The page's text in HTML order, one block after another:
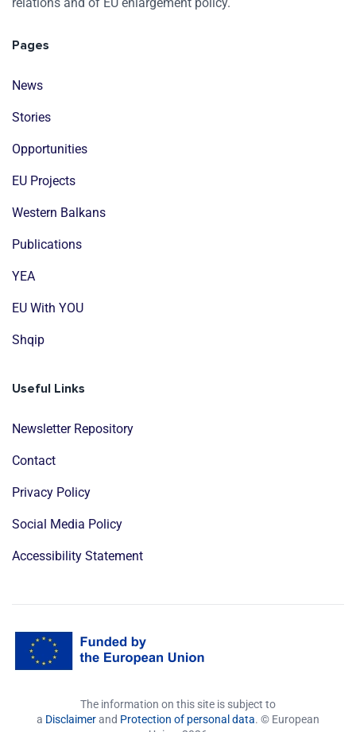
Pages
News
Stories
Opportunities
EU Projects
Western Balkans
Publications
YEA
EU With YOU
Shqip
Useful Links
Newsletter Repository
Contact
Privacy Policy
Social Media Policy
Accessibility Statement
The information on this site is subject to
a Disclaimerand Protection of personal data. © European